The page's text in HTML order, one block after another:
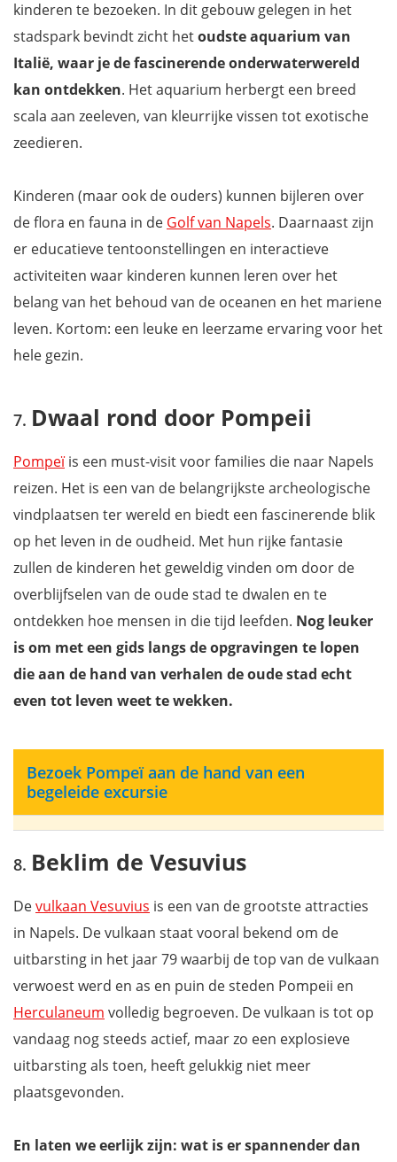
kinderen te bezoeken. In dit gebouw gelegen in het
stadspark bevindt zicht hetoudste aquarium van
Italië, waar je de fascinerende onderwaterwereld
kan ontdekken. Het aquarium herbergt een breed
scala aan zeeleven, van kleurrijke vissen tot exotische
zeedieren.
Kinderen (maar ook de ouders) kunnen bijleren over
de flora en fauna in de Golf van Napels. Daarnaast zijn
er educatieve tentoonstellingen en interactieve
activiteiten waar kinderen kunnen leren over het
belang van het behoud van de oceanen en het mariene
leven. Kortom: een leuke en leerzame ervaring voor het
hele gezin.
Dwaal rond door Pompeii
Pompeïis een must-visit voor families die naar Napels
reizen. Het is een van de belangrijkste archeologische
vindplaatsen ter wereld en biedt een fascinerende blik
op het leven in de oudheid. Met hun rijke fantasie
zullen de kinderen het geweldig vinden om door de
overblijfselen van de oude stad te dwalen en te
ontdekken hoe mensen in die tijd leefden. Nog leuker
is om met een gids langs de opgravingen te lopen
die aan de hand van verhalen de oude stad echt
even tot leven weet te wekken.
Bezoek Pompeï aan de hand van een
begeleide excursie
Beklim de Vesuvius
Devulkaan Vesuvius is een van de grootste attracties
in Napels. De vulkaan staat vooral bekend om de
uitbarsting in het jaar 79 waarbij de top van de vulkaan
verwoest werd en as en puin de steden Pompeii en
Herculaneum volledig begroeven. De vulkaan is tot op
vandaag nog steeds actief, maar zo een explosieve
uitbarsting als toen, heeft gelukkig niet meer
plaatsgevonden.
En laten we eerlijk zijn: wat is er spannender dan